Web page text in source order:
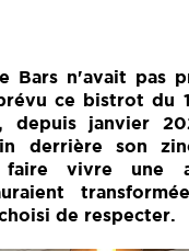
Bars n'avait pas
ce bistrot du
depuis janvier
derrière son
vivre une
de respecter.